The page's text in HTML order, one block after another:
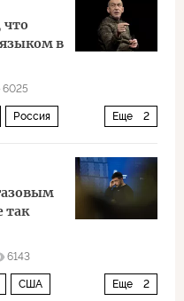
что
в
6025
Еще 2
Россия
так
6143
Еще 2
США